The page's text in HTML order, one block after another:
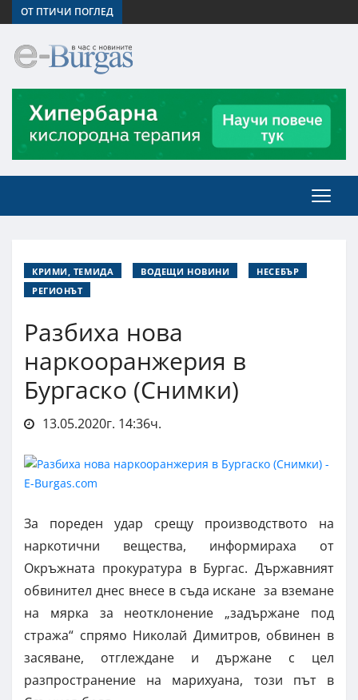
ОТ ПТИЧИ ПОГЛЕД
КРИМИ, ТЕМИДА ВОДЕЩИ НОВИНИ
НЕСЕБЪР
РЕГИОНЪТ
Разбиха нова
наркооранжерия в
Бургаско (Снимки)
13.05.2020г. 14:36ч.
За пореден удар срещу производството на
наркотични вещества, информираха от
Окръжната прокуратура в Бургас. Държавният
обвинител днес внесе в съда искане за вземане
на мярка за неотклонение „задържане под
стража“ спрямо Николай Димитров, обвинен в
засяване, отглеждане и държане с цел
разпространение на марихуана, този път в